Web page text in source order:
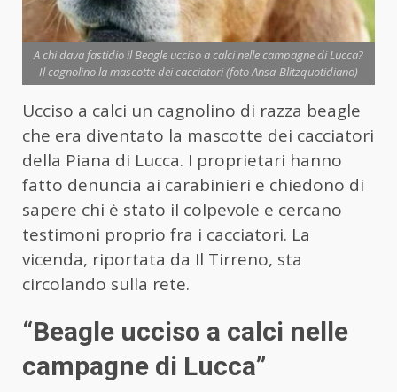
A chi dava fastidio il Beagle ucciso a calci nelle campagne di Lucca?
Il cagnolino la mascotte dei cacciatori (foto Ansa-Blitzquotidiano)
Ucciso a calci un cagnolino di razza beagle
che era diventato la mascotte dei cacciatori
della Piana di Lucca. I proprietari hanno
fatto denuncia ai carabinieri e chiedono di
sapere chi è stato il colpevole e cercano
testimoni proprio fra i cacciatori. La
vicenda, riportata da Il Tirreno, sta
circolando sulla rete.
“Beagle ucciso a calci nelle
campagne di Lucca”